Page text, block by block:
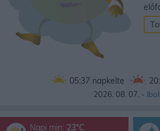
05:37 napkelte
2026. 08. 07. -
Napi min: 23°C